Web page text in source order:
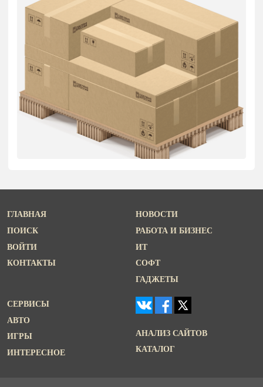
ГЛАВНАЯ
ПОИСК
ВОЙТИ
КОНТАКТЫ
НОВОСТИ
РАБОТА И БИЗНЕС
ИТ
СОФТ
ГАДЖЕТЫ
СЕРВИСЫ
АВТО
ИГРЫ
ИНТЕРЕСНОЕ
АНАЛИЗ САЙТОВ
КАТАЛОГ